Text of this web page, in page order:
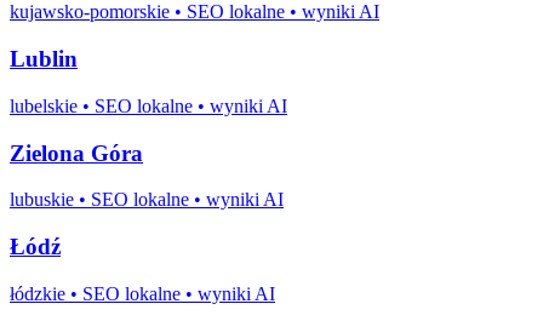
kujawsko-pomorskie • SEO lokalne • wyniki AI
Lublin
lubelskie • SEO lokalne • wyniki AI
Zielona Góra
lubuskie • SEO lokalne • wyniki AI
Łódź
łódzkie • SEO lokalne • wyniki AI